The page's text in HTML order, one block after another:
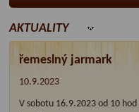
AKTUALITY
řemeslný jarmark
10.9.2023
V sobotu 16.9.2023 od 10 hod